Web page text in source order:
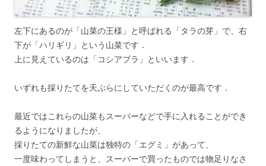
左下にあるのが「山菜の王様」と呼ばれる「タラの芽」で、右
下が「ハリギリ」という山菜です．
上に見えているのは「コシアブラ」といいます．
いずれも採りたてを天ぷらにしていただくのが最高です．
最近ではこれらの山菜もスーパーなどで手に入れることができ
るようになりましたが、
採りたての新鮮な山菜は独特の「エグミ」があって、
一度味わってしまうと、スーパーで買ったものでは物足りなさ